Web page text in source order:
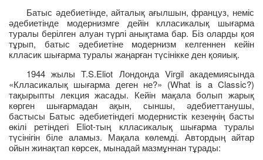
Батыс әдебиетінде, айталық ағылшын, француз, неміс
әдебиетінде модернизмге дейін клласикалық шығарма
туралы берілген алуан түрлі анықтама бар. Біз оларды қоя
тұрып, батыс әдебиетіне модернизм келгеннен кейін
клласик шығарма туралы жаңарған түсінікке ден қояиық.
1944 жылы T.S.Eliot Лондонда Virgil академиясында
«Клласикалық шығарма деген не?» (What is a Classic?)
тақырыпты лекция жасады. Кейін мақала болып жарық
көрген шығармадан ақын, сыншы, әдебиеттанушы,
бастысы Батыс әдебиетіндегі модернистік кезеңнің басты
өкілі ретіндегі Eliot-тың клласикалық шығарма туралы
түсінігін біле аламыз. Мақала көлемді. Автордың айтар
ойын жинақтап көрсек, мынадай мазмұннан тұрады: